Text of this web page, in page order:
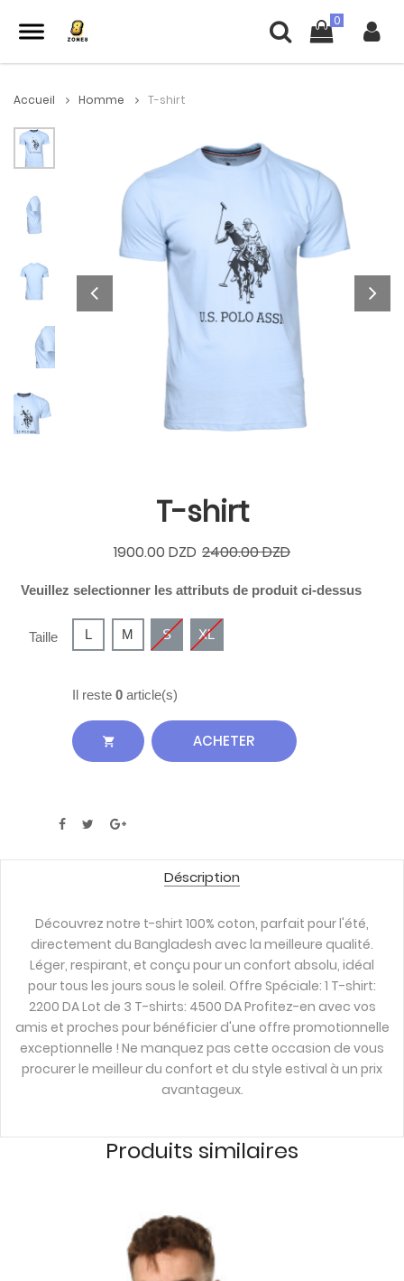
Accueil Homme T-shirt
T-shirt
1900.00 DZD 2400.00 DZD
Veuillez selectionner les attributs de produit ci-dessus
Taille L M S XL
Il reste 0 article(s)
ACHETER
Déscription
Découvrez notre t-shirt 100% coton, parfait pour l'été,
directement du Bangladesh avec la meilleure qualité.
Léger, respirant, et conçu pour un confort absolu, idéal
pour tous les jours sous le soleil. Offre Spéciale: 1 T-shirt:
2200 DA Lot de 3 T-shirts: 4500 DA Profitez-en avec vos
amis et proches pour bénéficier d'une offre promotionnelle
exceptionnelle ! Ne manquez pas cette occasion de vous
procurer le meilleur du confort et du style estival à un prix
avantageux.
Produits similaires